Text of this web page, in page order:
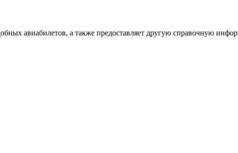
авиабилетов, а также предоставляет другую справочную